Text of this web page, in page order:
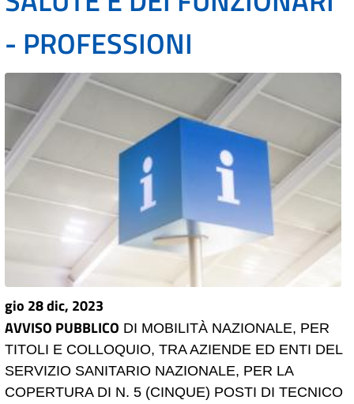
- PROFESSIONI
gio 28 dic, 2023
AVVISO PUBBLICO DI MOBILITÀ NAZIONALE, PER
TITOLI E COLLOQUIO, TRA AZIENDE ED ENTI DEL
SERVIZIO SANITARIO NAZIONALE, PER LA
COPERTURA DI N. 5 (CINQUE) POSTI DI TECNICO